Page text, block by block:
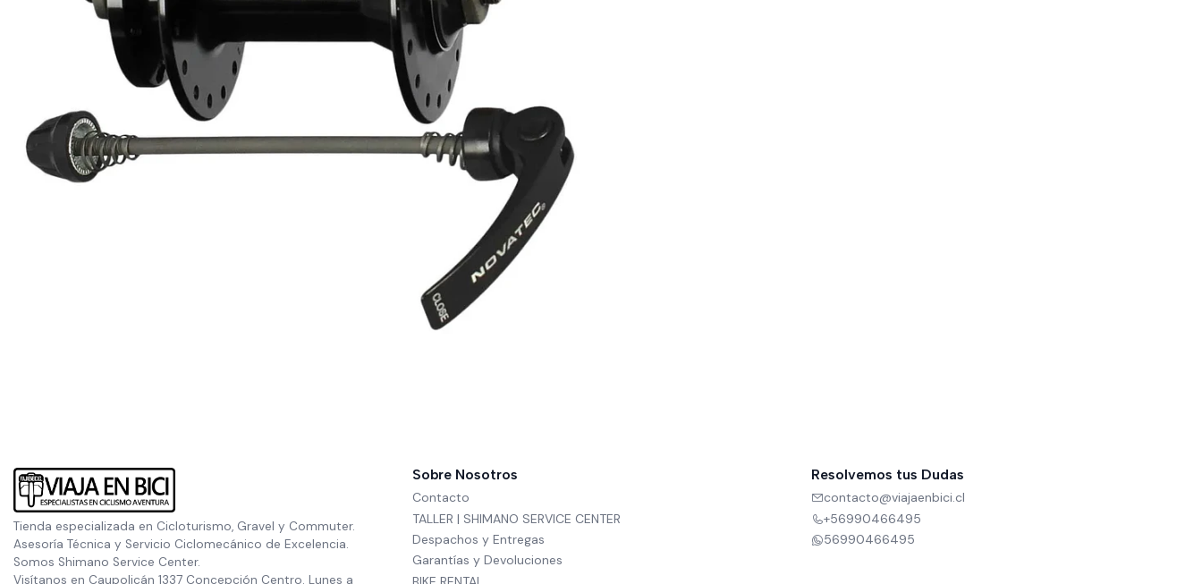
Tienda especializada en Cicloturismo, Gravel y Commuter.
Asesoría Técnica y Servicio Ciclomecánico de Excelencia.
Somos Shimano Service Center.
Visítanos en Caupolicán 1337 Concepción Centro. Lunes a
Sobre Nosotros
Contacto
TALLER | SHIMANO SERVICE CENTER
Despachos y Entregas
Garantías y Devoluciones
Resolvemos tus Dudas
contacto@viajaenbici.cl
+56990466495
56990466495